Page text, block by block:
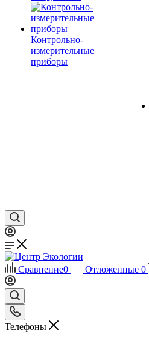
Контрольно-
измерительные
приборы
Сравнение0 Отложенные 0
Телефоны